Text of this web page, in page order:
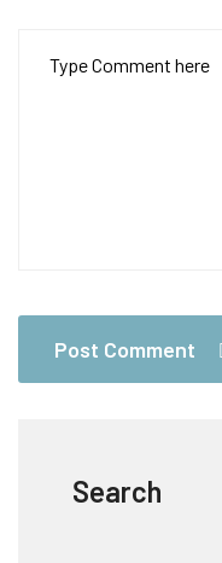
Post Comment
Search